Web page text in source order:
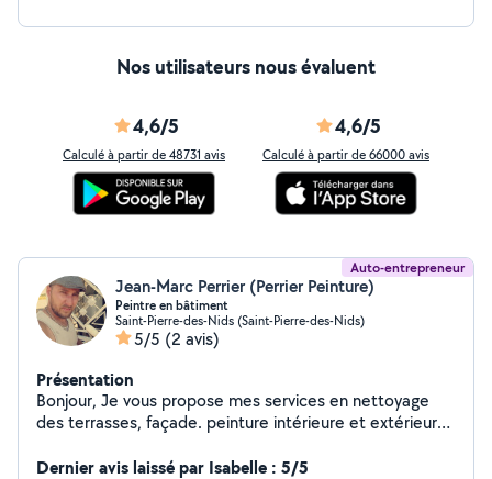
Nos utilisateurs nous évaluent
4,6/5
Calculé à partir de 48731 avis
4,6/5
Calculé à partir de 66000 avis
Auto-entrepreneur
Jean-Marc Perrier (Perrier Peinture)
Peintre en bâtiment
Saint-Pierre-des-Nids (Saint-Pierre-des-Nids)
5/5 (2 avis)
Présentation
Bonjour, Je vous propose mes services en nettoyage
des terrasses, façade. peinture intérieure et extérieure,
pvc.
Dernier avis laissé par Isabelle : 5/5